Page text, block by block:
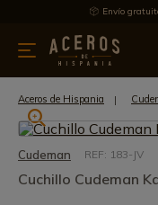
Envío
menaje Ofertas
Aceros de Hispania
Cudeman REF: 183-JV
Cuchillo Cudeman